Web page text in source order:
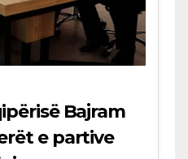
Bajram
e partive